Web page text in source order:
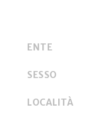
ENTE
SESSO
LOCALITÀ